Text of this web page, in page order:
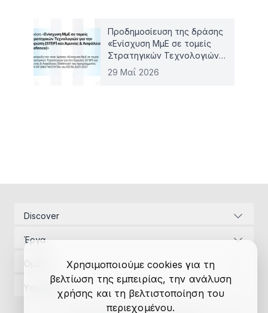
Προδημοσίευση της δράσης
«Ενίσχυση ΜμΕ σε τομείς
Στρατηγικών Τεχνολογιών
για την Ευρώπη (STEP) και
29 Μαΐ 2026
Χρησιμοποιούμε cookies για τη
βελτίωση της εμπειρίας, την ανάλυση
χρήσης και τη βελτιστοποίηση του
περιεχομένου.
Discover
Ενεργειακές υποδομές
Αναπτυξιακός Νόμος
Επικοινωνία
Αυτόνομος ελεγκτής
Έργα
Μελέτες εφαρμογής
Αδειοδοτήσεις
Χρηματοδοτήσεις
Ομάδα
Διαχείριση Έργων
Μελέτες εφαρμογής
Υπηρεσίες
Διαχείριση Έργων